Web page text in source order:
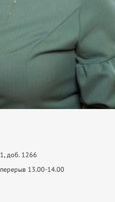
доб. 1266
13.00-14.00